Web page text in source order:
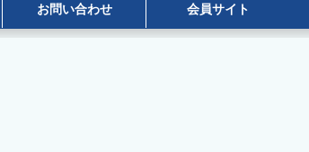
お問い合わせ 会員サイト